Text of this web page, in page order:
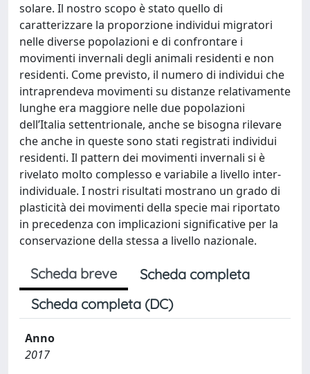
solare. Il nostro scopo è stato quello di
caratterizzare la proporzione individui migratori
nelle diverse popolazioni e di confrontare i
movimenti invernali degli animali residenti e non
residenti. Come previsto, il numero di individui che
intraprendeva movimenti su distanze relativamente
lunghe era maggiore nelle due popolazioni
dell’Italia settentrionale, anche se bisogna rilevare
che anche in queste sono stati registrati individui
residenti. Il pattern dei movimenti invernali si è
rivelato molto complesso e variabile a livello inter-
individuale. I nostri risultati mostrano un grado di
plasticità dei movimenti della specie mai riportato
in precedenza con implicazioni significative per la
conservazione della stessa a livello nazionale.
Scheda breve
Scheda completa
Scheda completa (DC)
Anno
2017